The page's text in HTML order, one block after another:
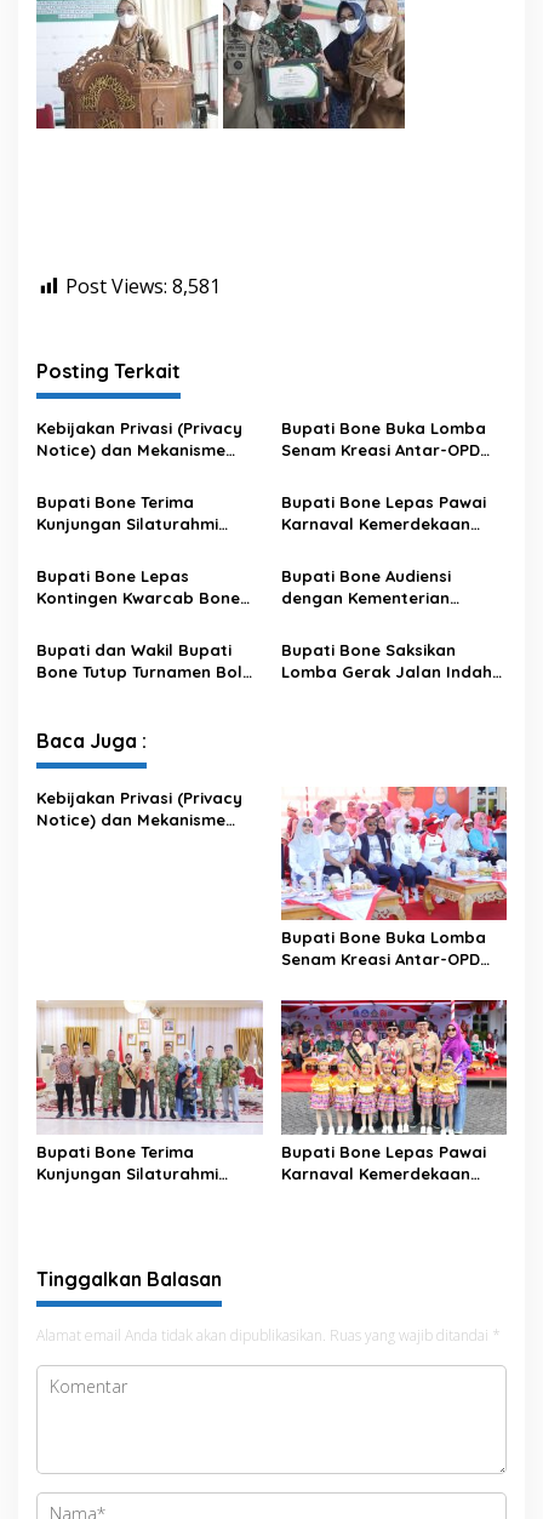
Post Views: 8,581
Posting Terkait
Kebijakan Privasi (Privacy
Notice) dan Mekanisme
Data pada Portal Bone
Satu Data
Bupati Bone Buka Lomba
Senam Kreasi Antar-OPD
Bupati Bone Terima
Kunjungan Silaturahmi
XIV/Hasanuddin
Bupati Bone Lepas Pawai
Karnaval Kemerdekaan
Sambut HUT ke-81 RI
Bupati Bone Lepas
Kontingen Kwarcab Bone
XII Tahun 2026
Bupati Bone Audiensi
dengan Kementerian
Penataan Kawasan Hutan
untuk Kepastian Hak Tanah
Bupati dan Wakil Bupati
Bone Tutup Turnamen Bola
untuk Para Juara
Bupati Bone Saksikan
Lomba Gerak Jalan Indah
Baca Juga :
Kebijakan Privasi (Privacy
Notice) dan Mekanisme
Bupati Bone Buka Lomba
Senam Kreasi Antar-OPD
Bupati Bone Terima
Kunjungan Silaturahmi
Bupati Bone Lepas Pawai
Karnaval Kemerdekaan
Tinggalkan Balasan
Alamat email Anda tidak akan dipublikasikan. Ruas yang wajib ditandai *